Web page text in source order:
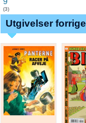
(3)
Utgivelser